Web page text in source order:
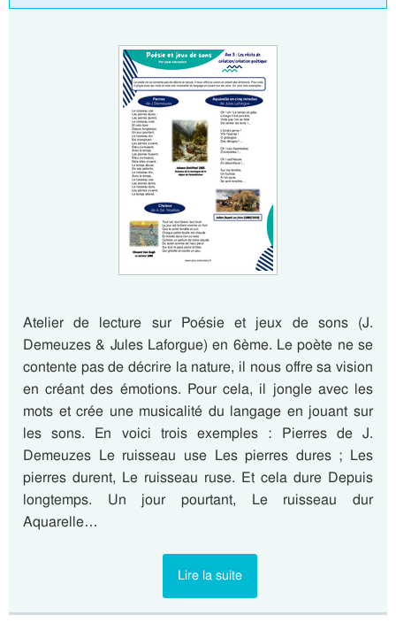
Atelier de lecture sur Poésie et jeux de sons (J.
Demeuzes & Jules Laforgue) en 6ème. Le poète ne se
contente pas de décrire la nature, il nous offre sa vision
en créant des émotions. Pour cela, il jongle avec les
mots et crée une musicalité du langage en jouant sur
les sons. En voici trois exemples : Pierres de J.
Demeuzes Le ruisseau use Les pierres dures ; Les
pierres durent, Le ruisseau ruse. Et cela dure Depuis
longtemps. Un jour pourtant, Le ruisseau dur
Aquarelle…
Lire la suite